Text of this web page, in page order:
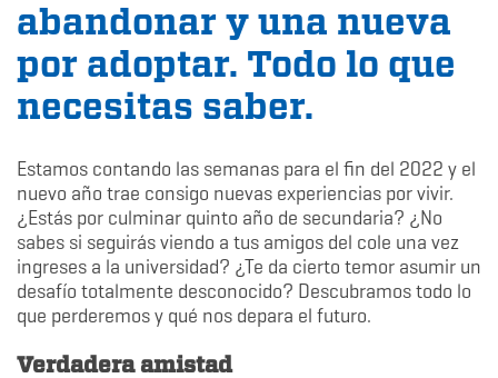
abandonar y una nueva
por adoptar. Todo lo que
necesitas saber.
Estamos contando las semanas para el fin del 2022 y el
nuevo año trae consigo nuevas experiencias por vivir.
¿Estás por culminar quinto año de secundaria? ¿No
sabes si seguirás viendo a tus amigos del cole una vez
ingreses a la universidad? ¿Te da cierto temor asumir un
desafío totalmente desconocido? Descubramos todo lo
que perderemos y qué nos depara el futuro.
Verdadera amistad